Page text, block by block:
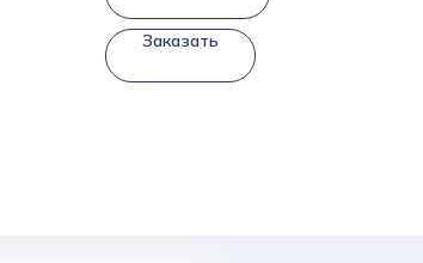
Заказать